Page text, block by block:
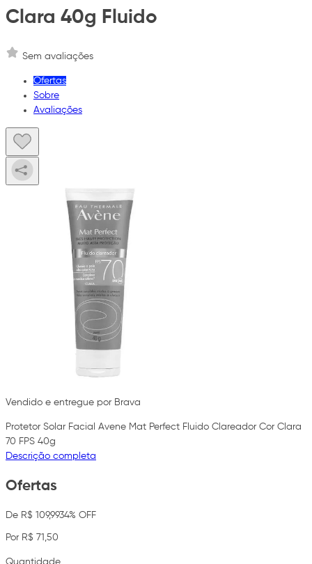
Clara 40g Fluido
Sem avaliações
Ofertas
Sobre
Avaliações
Vendido e entregue por Brava
Protetor Solar Facial Avene Mat Perfect Fluido Clareador Cor Clara
70 FPS 40g
Descrição completa
Ofertas
De R$ 109,9934% OFF
Por R$ 71,50
Quantidade